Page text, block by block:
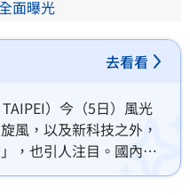
面曝光
去看看
）今（5日）風光
風，以及新科技之外，
，也引人注目。國內記
群平台解答，放置綠色